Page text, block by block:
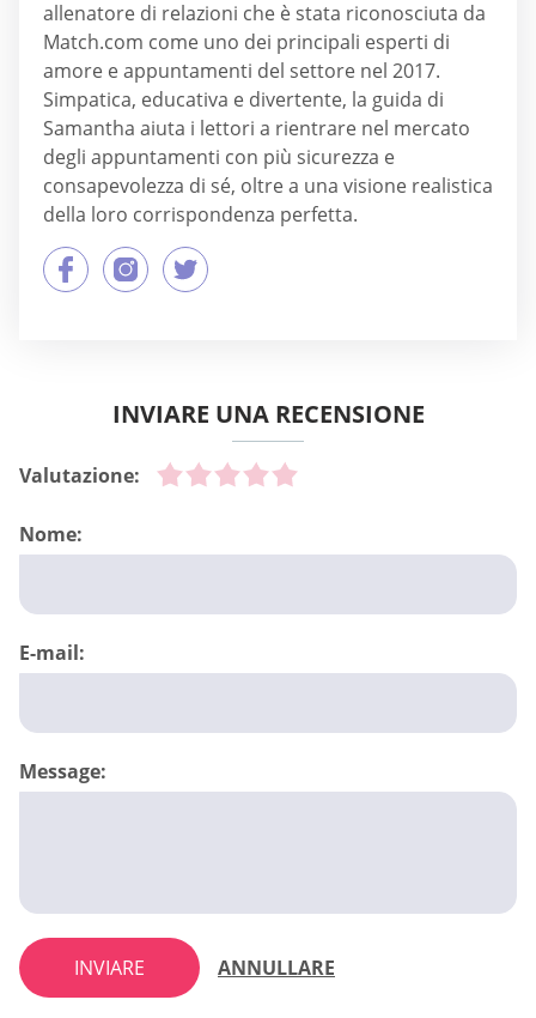
allenatore di relazioni che è stata riconosciuta da
Match.com come uno dei principali esperti di
amore e appuntamenti del settore nel 2017.
Simpatica, educativa e divertente, la guida di
Samantha aiuta i lettori a rientrare nel mercato
degli appuntamenti con più sicurezza e
consapevolezza di sé, oltre a una visione realistica
della loro corrispondenza perfetta.
INVIARE UNA RECENSIONE
Valutazione:
Nome:
E-mail:
Message:
INVIARE ANNULLARE